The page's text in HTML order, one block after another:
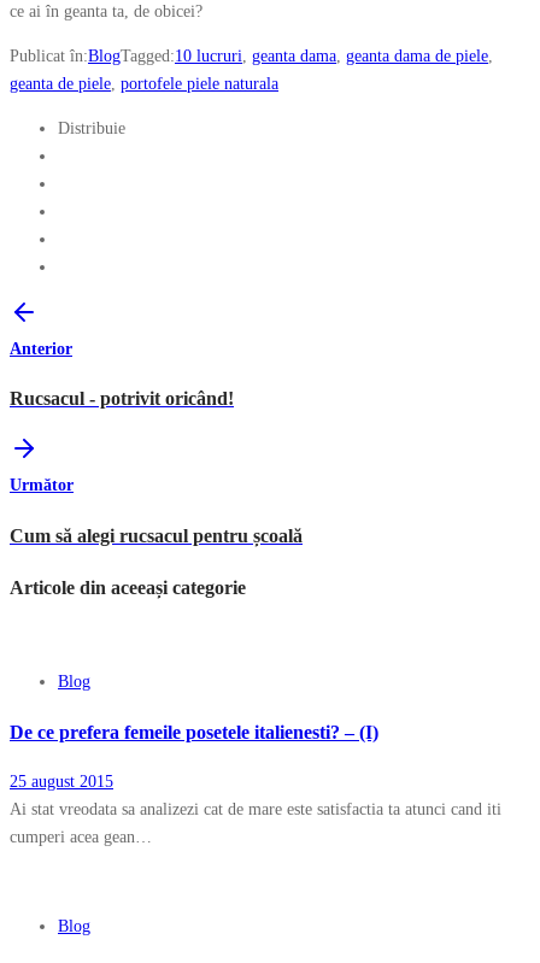
ce ai în geanta ta, de obicei?
Publicat în:BlogTagged:10 lucruri geanta dama geanta dama de piele
geanta de piele portofele piele naturala
Distribuie
Anterior
Rucsacul - potrivit oricând!
Următor
Cum să alegi rucsacul pentru școală
Articole din aceeași categorie
Blog
De ce prefera femeile posetele italienesti? – (I)
25 august 2015
Ai stat vreodata sa analizezi cat de mare este satisfactia ta atunci cand iti
cumperi acea gean…
Blog